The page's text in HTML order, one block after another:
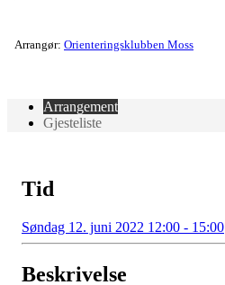
Arrangør: Orienteringsklubben Moss
Arrangement
Gjesteliste
Tid
Søndag 12. juni 2022 12:00 - 15:00
Beskrivelse